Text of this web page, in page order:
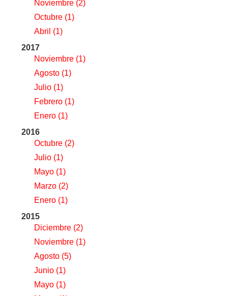
Noviembre (2)
Octubre (1)
Abril (1)
2017
Noviembre (1)
Agosto (1)
Julio (1)
Febrero (1)
Enero (1)
2016
Octubre (2)
Julio (1)
Mayo (1)
Marzo (2)
Enero (1)
2015
Diciembre (2)
Noviembre (1)
Agosto (5)
Junio (1)
Mayo (1)